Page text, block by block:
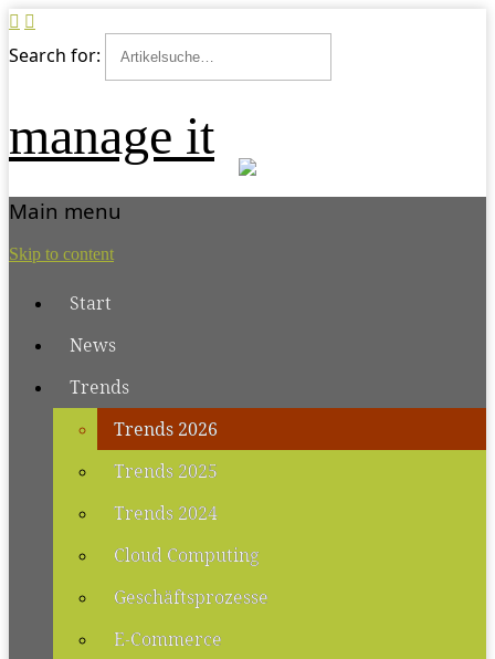
Search for:
manage it
Main menu
Skip to content
Start
News
Trends
Trends 2026
Trends 2025
Trends 2024
Cloud Computing
Geschäftsprozesse
E-Commerce